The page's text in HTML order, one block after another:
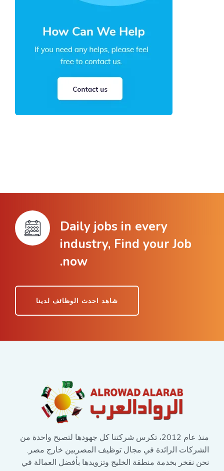
Daily jobs in every
industry, Find your Job
now.
شاهد احدث الوظائف لدينا
منذ عام 2012، تكرس شركتنا كل جهودها لتصبح واحدة من
الشركات الرائدة في مجال توظيف المصريين خارج مصر.
نحن نفخر بخدمة منطقة الخليج وتزويدها بأفضل العمالة في